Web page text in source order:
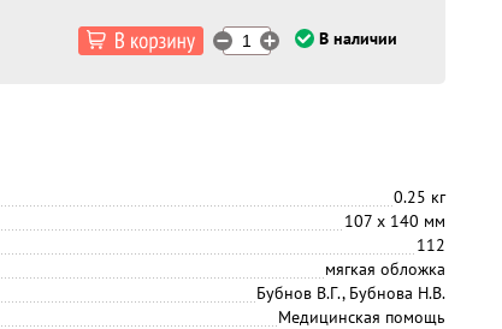
В наличии
0.25 кг
107 х 140 мм
112
мягкая обложка
Бубнов В.Г., Бубнова Н.В.
Медицинская помощь